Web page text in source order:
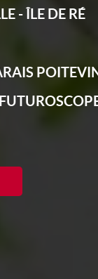
- ÎLE DE RÉ